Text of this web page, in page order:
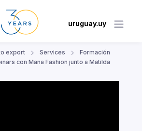
uruguay.uy
export Services
Formación
con Mana Fashion junto a Matilda